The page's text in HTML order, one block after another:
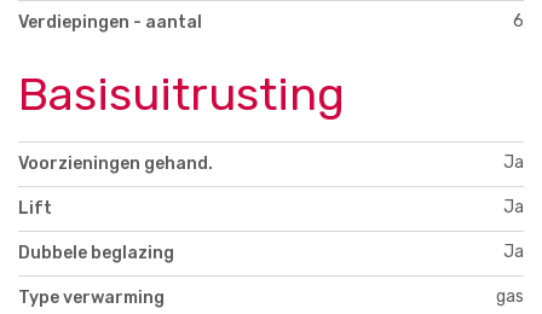
Verdiepingen - aantal 6
Basisuitrusting
Voorzieningen gehand. Ja
Lift Ja
Dubbele beglazing Ja
Type verwarming gas